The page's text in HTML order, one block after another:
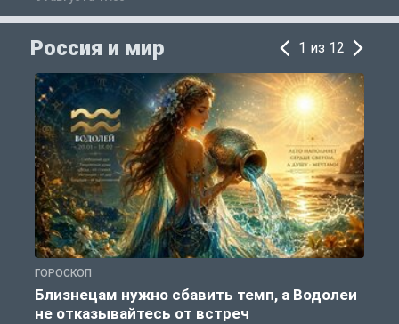
Россия и мир 1 из 12
ГОРОСКОП
Близнецам нужно сбавить темп, а Водолеи
не отказывайтесь от встреч